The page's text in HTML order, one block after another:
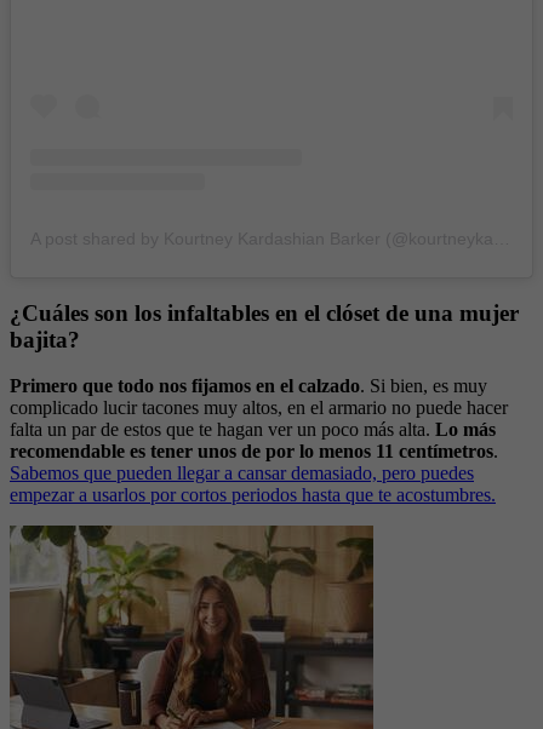
¿Cuáles son los infaltables en el clóset de una mujer
bajita?
Primero que todo nos fijamos en el calzado. Si bien, es muy
complicado lucir tacones muy altos, en el armario no puede hacer
falta un par de estos que te hagan ver un poco más alta. Lo más
recomendable es tener unos de por lo menos 11 centímetros.
Sabemos que pueden llegar a cansar demasiado, pero puedes
empezar a usarlos por cortos periodos hasta que te acostumbres.